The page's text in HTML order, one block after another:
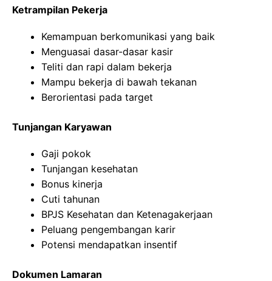
Ketrampilan Pekerja
Kemampuan berkomunikasi yang baik
Menguasai dasar-dasar kasir
Teliti dan rapi dalam bekerja
Mampu bekerja di bawah tekanan
Berorientasi pada target
Tunjangan Karyawan
Gaji pokok
Tunjangan kesehatan
Bonus kinerja
Cuti tahunan
BPJS Kesehatan dan Ketenagakerjaan
Peluang pengembangan karir
Potensi mendapatkan insentif
Dokumen Lamaran